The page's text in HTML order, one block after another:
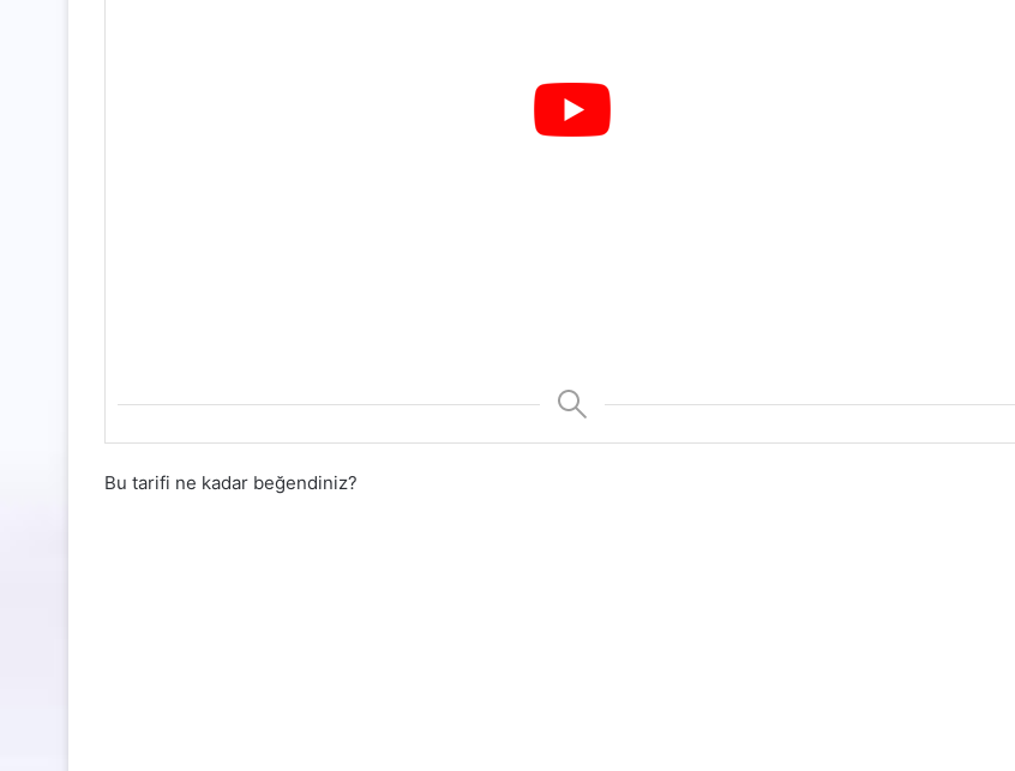
Bu tarifi ne kadar beğendiniz?